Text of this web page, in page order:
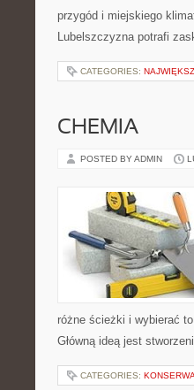
przygód i miejskiego
Lubelszczyzna potrafi
CATEGORIES:
CHEMIA
POSTED BY ADMIN
różne ścieżki i wybierać
Główną ideą jest
CATEGORIES: